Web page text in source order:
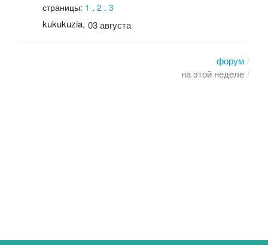
страницы: 1 .2 .3
kukukuzia, 03 августа
форум
на этой неделе